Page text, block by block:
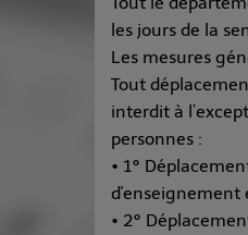
les jours de la
Les mesures
Tout
interdit à
personnes :
• 1°
d'enseignement
• 2°